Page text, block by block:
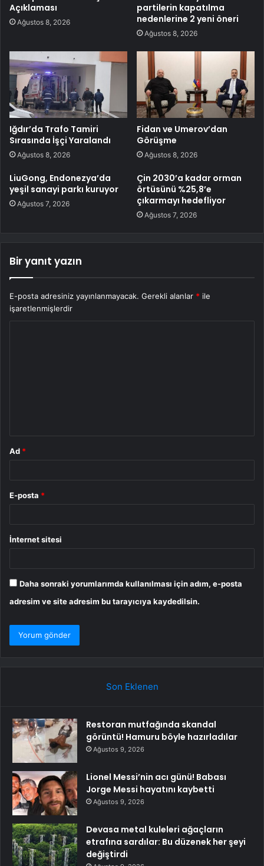
Açıklaması
Ağustos 8, 2026
partilerin kapatılma
nedenlerine 2 yeni öneri
Ağustos 8, 2026
Iğdır’da Trafo Tamiri
Sırasında İşçi Yaralandı
Ağustos 8, 2026
Fidan ve Umerov’dan
Görüşme
Ağustos 8, 2026
LiuGong, Endonezya’da
yeşil sanayi parkı kuruyor
Ağustos 7, 2026
Çin 2030’a kadar orman
örtüsünü %25,8’e
çıkarmayı hedefliyor
Ağustos 7, 2026
Bir yanıt yazın
E-posta adresiniz yayınlanmayacak. Gerekli alanlar * ile
işaretlenmişlerdir
Ad *
E-posta *
İnternet sitesi
Daha sonraki yorumlarımda kullanılması için adım, e-posta
adresim ve site adresim bu tarayıcıya kaydedilsin.
Son Eklenen
Restoran mutfağında skandal
görüntü! Hamuru böyle hazırladılar
Ağustos 9, 2026
Lionel Messi’nin acı günü! Babası
Jorge Messi hayatını kaybetti
Ağustos 9, 2026
Devasa metal kuleleri ağaçların
etrafına sardılar: Bu düzenek her şeyi
değiştirdi